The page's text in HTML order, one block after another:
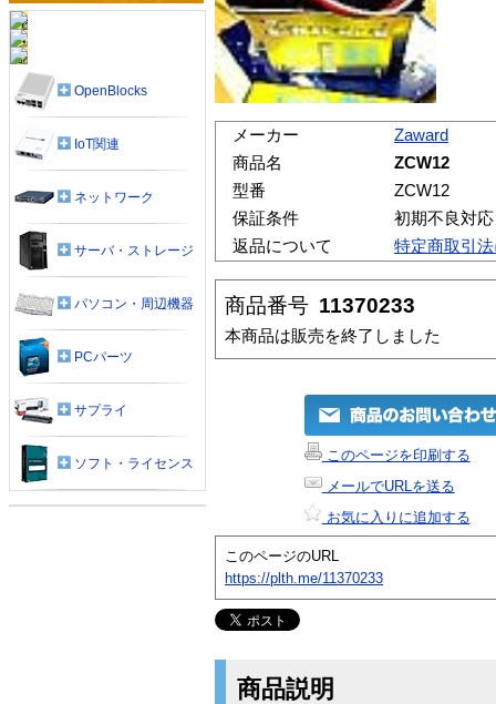
メーカー
Zaward
商品名
ZCW12
型番
ZCW12
保証条件
初期不良対
返品について
特定商取引
商品番号 11370233
本商品は販売を終了しました
このページを印刷する
メールでURLを送る
お気に入りに追加する
このページのURL
https://plth.me/11370233
商品説明
OpenBlocks
IoT関連
ネットワーク
サーバ・ストレージ
パソコン・周辺機器
PCパーツ
サプライ
ソフト・ライセンス